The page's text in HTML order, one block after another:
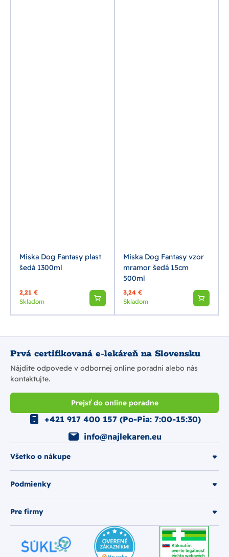
Miska Dog Fantasy plast
šedá 1300ml
2,21 €
Skladom
Miska Dog Fantasy vzor
mramor šedá 15cm
500ml
3,24 €
Skladom
Prvá certifikovaná e-lekáreň na Slovensku
Nájdite odpovede v odbornej online poradni alebo nás
kontaktujte.
Prejsť do online poradne
Všetko o nákupe
Podmienky
Pre firmy
+421 917 400 157 (Po-Pia: 7:00-15:30)
info@najlekaren.eu